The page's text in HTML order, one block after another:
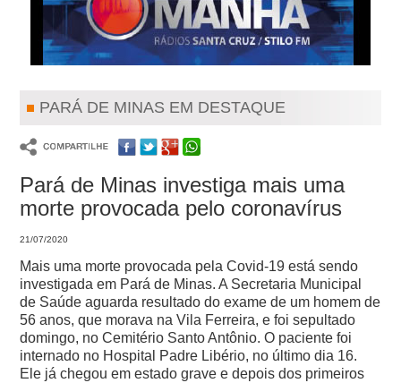
PARÁ DE MINAS EM DESTAQUE
Pará de Minas investiga mais uma
morte provocada pelo coronavírus
21/07/2020
Mais uma morte provocada pela Covid-19 está sendo
investigada em Pará de Minas. A Secretaria Municipal
de Saúde aguarda resultado do exame de um homem de
56 anos, que morava na Vila Ferreira, e foi sepultado
domingo, no Cemitério Santo Antônio.O paciente foi
internado no Hospital Padre Libério, no último dia 16.
Ele já chegou em estado grave e depois dos primeiros